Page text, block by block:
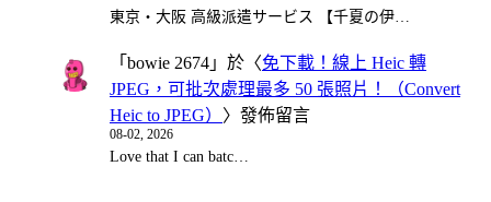
東京・大阪 高級派遣サービス 【千夏の伊…
「 bowie 2674 」於〈免下載！線上 Heic 轉
JPEG，可批次處理最多 50 張照片！（Convert
Heic to JPEG） 〉發佈留言
08-02, 2026
Love that I can batc…